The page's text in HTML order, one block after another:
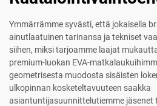
Ymmärrämme syvästi, että jokaisella
ainutlaatuinen tarinansa ja tekniset
siihen, miksi tarjoamme laajat
premium-luokan EVA-
geometrisesta muodosta sisäisten
ulkopinnan kosketeltavuuteen saakka
asiantuntijasuunnittelutiemme jäsenet